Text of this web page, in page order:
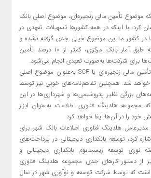
موضوع تأمین مالی زنجیره‌ای، موضوع اصلی بانک
کرد: با اینکه در همه کشورها تسهیلات تعهدی در
اما در کشور ما این موضوع خیلی جدی گرفته نشده و
نشانه آن هم اینکه طبق آمار بانک مرکزی، کمتر از ۱۰ درصد تأمین
برای شرکت‌ها به‌صورت تعهدی انجام می‌شود.
وی افزود: موضوع تأمین مالی زنجیره‌ای یا SCF به‌عنوان موضوع اصلی
دنبال خواهد شد. همچنین تفاهم‌نامه‌های خوبی نیز توسط
بزرگی نظیر پتروشیمی‌ها و شهرداری‌ها در این
مجموعه هلدینگ فناوری اطلاعات به‌عنوان ابزار
خود را در آن‌ها ایفا خواهد کرد.
مدیرعامل هلدینگ فناوری اطلاعات بانک شهر برای
کرد، توسعه بانکداری دیجیتالی در پرداخت‌های
نوری توسعه زیست‌بوم بانکداری دیجیتالی و
از دستور کارهای جدی مجموعه هلدینگ فناوری
است که توسط شرکت توسعه و نوآوری شهر در سال